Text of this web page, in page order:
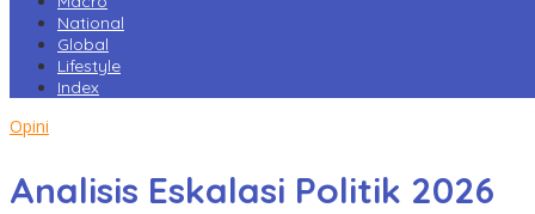
National
Global
Lifestyle
Index
Opini
Analisis Eskalasi Politik 2026